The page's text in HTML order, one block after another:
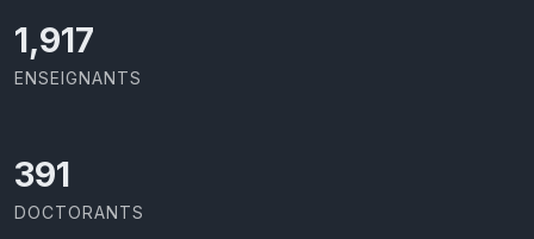
2,086
ENSEIGNANTS
426
DOCTORANTS